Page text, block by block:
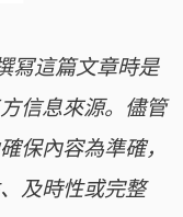
冩這篇文章時是
信息來源。儘管
保內容為準確，
及時性或完整